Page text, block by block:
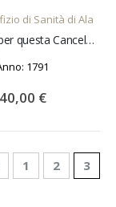
di Sanità di Ala
Si fa fede per questa Cancelleria di Sanità, che si parte da questa città di Ala...
1791
40,00 €
Pagina
1 Pagina
2 3